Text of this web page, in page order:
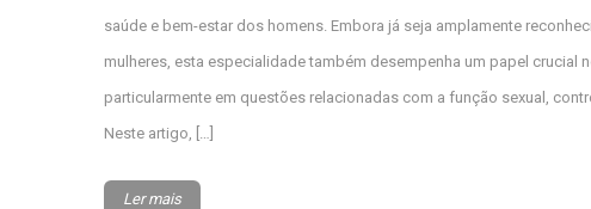
saúde e bem-estar dos homens. Embora já seja amplamente
mulheres, esta especialidade também desempenha um papel crucial
particularmente em questões relacionadas com a função sexual,
Neste artigo, […]
Ler mais